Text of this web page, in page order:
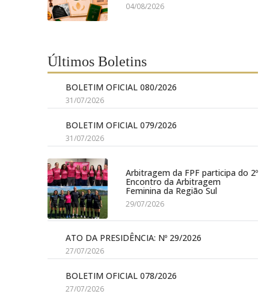
04/08/2026
Últimos Boletins
BOLETIM OFICIAL 080/2026
31/07/2026
BOLETIM OFICIAL 079/2026
31/07/2026
Arbitragem da FPF participa do 2º
Encontro da Arbitragem
Feminina da Região Sul
29/07/2026
ATO DA PRESIDÊNCIA: Nº 29/2026
27/07/2026
BOLETIM OFICIAL 078/2026
27/07/2026